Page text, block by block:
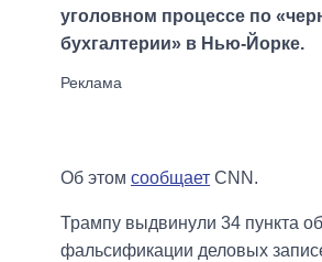
уголовном процессе по
бухгалтерии» в Нью-Йорке.
Об этом сообщает CNN.
Трампу выдвинули 34 пункта
фальсификации деловых